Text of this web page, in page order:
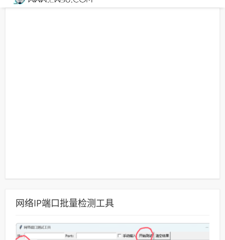
网络IP端口批量检测工具